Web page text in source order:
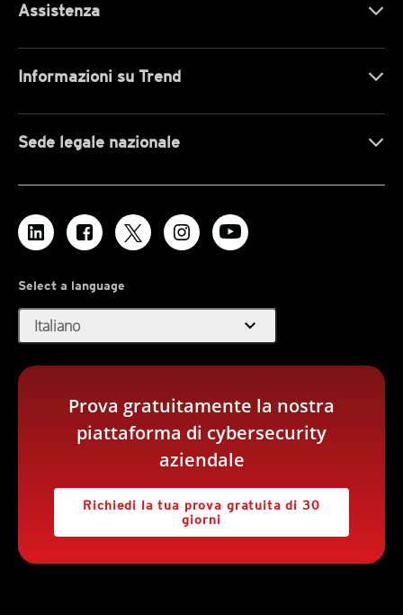
Assistenza
Informazioni su Trend
Sede legale nazionale
Select a language
Italiano expand_more
Prova gratuitamente la nostra
piattaforma di cybersecurity
aziendale
Richiedi la tua prova gratuita di 30
giorni